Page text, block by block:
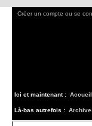
Créer un compte ou se
Ici et maintenant : Accueil
Là-bas autrefois :